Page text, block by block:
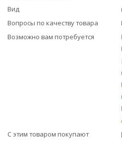
Вид
Вопросы по качеству товара
Возможно вам потребуется
С этим товаром покупают